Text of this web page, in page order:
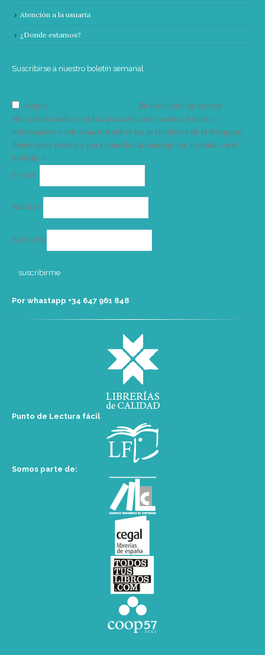
Atención a la usuaria
¿Donde estamos?
Suscribirse a nuestro boletín semanal
Acepto
Su dirección de correo
electrónico solo se utiliza para enviarle nuestro boletín
informativo e información sobre las actividades de la Vorágine.
Puede usar el enlace para cancelar la suscripción incluido en el
boletín. >
E-mail*
Nombre
Apellidos
Por whastapp +34 ‭647 961 848‬
Punto de Lectura fácil
Somos parte de: